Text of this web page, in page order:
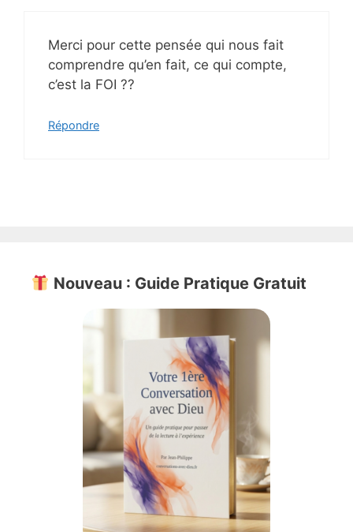
Merci pour cette pensée qui nous fait
comprendre qu’en fait, ce qui compte,
c’est la FOI ??
Répondre
Nouveau : Guide Pratique Gratuit